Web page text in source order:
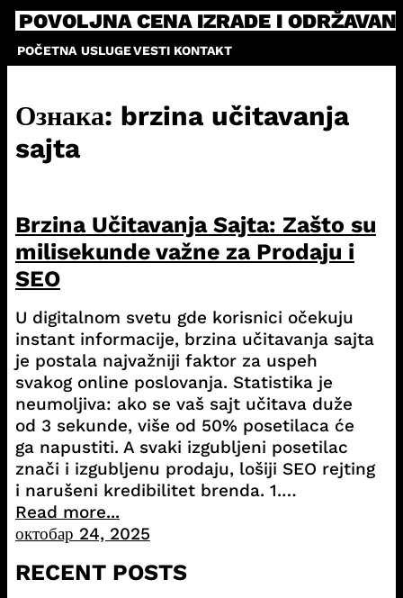
Skip
content
POVOLJNA CENA IZRADE I
POČETNA USLUGEVESTI KONTAKT
Ознака: brzina učitavanja
sajta
Brzina Učitavanja Sajta: Zašto su
milisekunde važne za Prodaju i
SEO
U digitalnom svetu gde korisnici očekuju
instant informacije, brzina učitavanja sajta
je postala najvažniji faktor za uspeh
svakog online poslovanja. Statistika je
neumoljiva: ako se vaš sajt učitava duže
od 3 sekunde, više od 50% posetilaca će
ga napustiti. A svaki izgubljeni posetilac
znači i izgubljenu prodaju, lošiji SEO rejting
i narušeni kredibilitet brenda. 1.…
Read more...
октобар 24, 2025
RECENT POSTS